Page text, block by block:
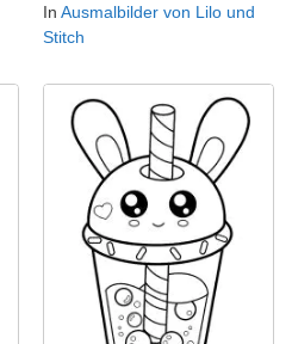
In Ausmalbilder von Lilo und
Stitch